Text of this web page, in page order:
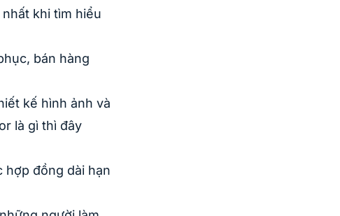
khi tìm hiểu
bán hàng
kế hình ảnh và
là gì thì đây
hợp đồng dài hạn